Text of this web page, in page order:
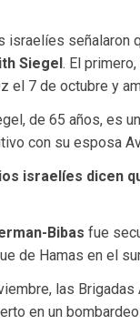
israelíes señalaron
Siegel. El
el 7 de octubre y
de 65 años, es
con su esposa
israelíes dicen
Bibas fue
de Hamas en el
las
en un